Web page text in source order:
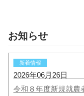
お知らせ
新着情報
2026年06月26日
令和８年度新規就農